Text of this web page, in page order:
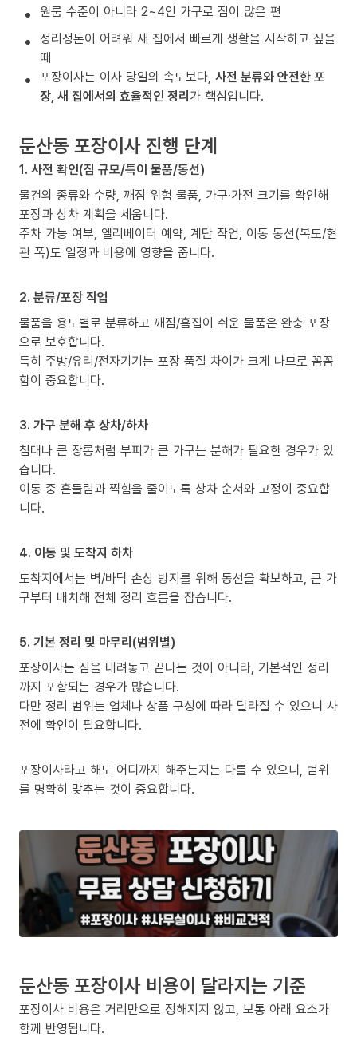
원룸 수준이 아니라 2~4인 가구로 짐이 많은 편
정리정돈이 어려워 새 집에서 빠르게 생활을 시작하고 싶을
때
포장이사는 이사 당일의 속도보다, 사전 분류와 안전한 포
장, 새 집에서의 효율적인 정리가 핵심입니다.
둔산동 포장이사 진행 단계
1. 사전 확인(짐 규모/특이 물품/동선)
물건의 종류와 수량, 깨짐 위험 물품, 가구·가전 크기를 확인해
포장과 상차 계획을 세웁니다.
주차 가능 여부, 엘리베이터 예약, 계단 작업, 이동 동선(복도/현
관 폭)도 일정과 비용에 영향을 줍니다.
2. 분류/포장 작업
물품을 용도별로 분류하고 깨짐/흠집이 쉬운 물품은 완충 포장
으로 보호합니다.
특히 주방/유리/전자기기는 포장 품질 차이가 크게 나므로 꼼꼼
함이 중요합니다.
3. 가구 분해 후 상차/하차
침대나 큰 장롱처럼 부피가 큰 가구는 분해가 필요한 경우가 있
습니다.
이동 중 흔들림과 찍힘을 줄이도록 상차 순서와 고정이 중요합
니다.
4. 이동 및 도착지 하차
도착지에서는 벽/바닥 손상 방지를 위해 동선을 확보하고, 큰 가
구부터 배치해 전체 정리 흐름을 잡습니다.
5. 기본 정리 및 마무리(범위별)
포장이사는 짐을 내려놓고 끝나는 것이 아니라, 기본적인 정리
까지 포함되는 경우가 많습니다.
다만 정리 범위는 업체나 상품 구성에 따라 달라질 수 있으니 사
전에 확인이 필요합니다.
포장이사라고 해도 어디까지 해주는지는 다를 수 있으니, 범위
를 명확히 맞추는 것이 중요합니다.
둔산동 포장이사 비용이 달라지는 기준
포장이사 비용은 거리만으로 정해지지 않고, 보통 아래 요소가
함께 반영됩니다.